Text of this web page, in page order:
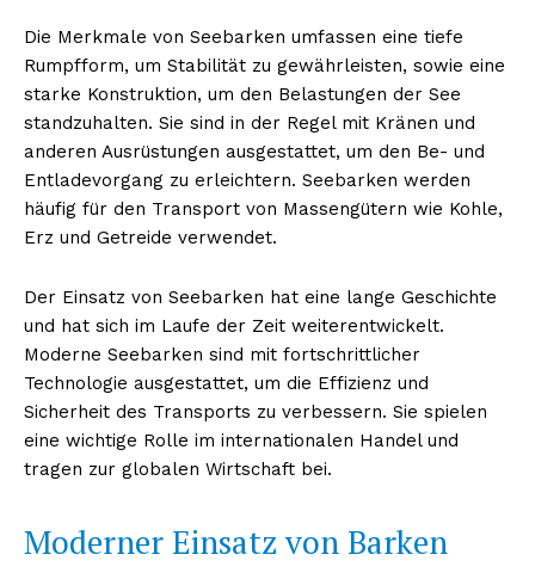
Die Merkmale von Seebarken umfassen eine tiefe
Rumpfform, um Stabilität zu gewährleisten, sowie eine
starke Konstruktion, um den Belastungen der See
standzuhalten. Sie sind in der Regel mit Kränen und
anderen Ausrüstungen ausgestattet, um den Be- und
Entladevorgang zu erleichtern. Seebarken werden
häufig für den Transport von Massengütern wie Kohle,
Erz und Getreide verwendet.
Der Einsatz von Seebarken hat eine lange Geschichte
und hat sich im Laufe der Zeit weiterentwickelt.
Moderne Seebarken sind mit fortschrittlicher
Technologie ausgestattet, um die Effizienz und
Sicherheit des Transports zu verbessern. Sie spielen
eine wichtige Rolle im internationalen Handel und
tragen zur globalen Wirtschaft bei.
Moderner Einsatz von Barken